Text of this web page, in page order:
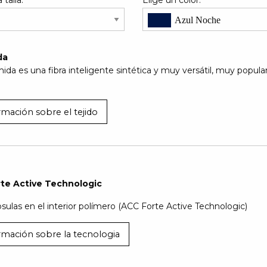
Azul Noche
es una fibra inteligente sintética y muy versátil, muy
sobre el tejido
Active Technologic
en el interior polímero (ACC Forte Active Technologic)
sobre la tecnologia